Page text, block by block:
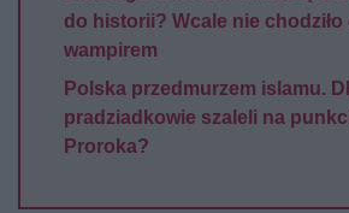
do historii? Wcale nie chodziło
wampirem
Polska przedmurzem islamu.
pradziadkowie szaleli na
Proroka?